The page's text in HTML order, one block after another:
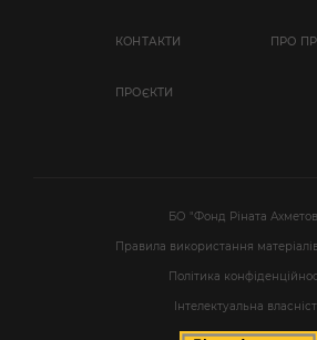
КОНТАКТИ ПРО
ПРОЄКТИ
БО "Фонд Ріната
Правила використання
Політика
Інтелектуальна